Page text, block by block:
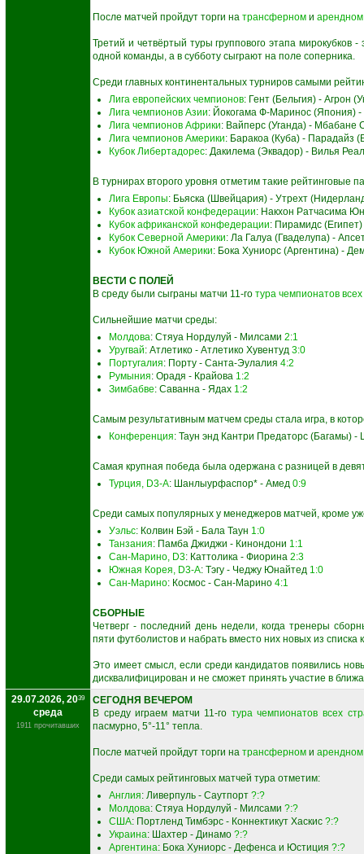
После матчей пройдут торги на трансферном и арендном
Третий и четвёртый туры группового этапа мирокубков
одной команды, а в субботу сыграют на поле соперника.
Среди главных континентальных турниров самыми
Лига европейских чемпионов: Гент (Бельгия) - Агрон
Лига чемпионов Азии: Йокогама Ф-Маринос (Япония) -
Лига чемпионов Африки: Вайперс (Уганда) - Мбабане
Лига чемпионов Америки: Баракоа (Куба) - Парадайз
Кубок Либертадорес: Дакилема (Эквадор) - Вилья
В турнирах второго уровня отметим такие рейтинговые
Лига Европы: Бьяска (Швейцария) - Утрехт
Кубок азиатской конфедерации: Накхон Ратчасима
Кубок африканской конфедерации: Пирамидс
Кубок Северной Америки: Ла Галуа (Гваделупа) -
Кубок Южной Америки: Бока Хуниорс (Аргентина) -
ВЕСТИ С ПОЛЕЙ
В среду были сыграны матчи 11-го тура чемпионатов
Сильнейшие матчи среды:
Молдова: Стяуа Нордулуй - Милсами 2:1
Уругвай: Атлетико - Атлетико Хувентуд 3:0
Португалия: Порту - Санта-Эулалия 4:2
Румыния: Орадя - Крайова 1:2
Зимбабве: Саванна - Ядах 1:2
Самым результативным матчем среды стала игра, в
Конференция: Таун энд Кантри Предаторс (Багамы) -
Самая крупная победа была одержана с разницей в
Турция, D3-A: Шанлыурфаспор* - Амед 0:9
Среди самых популярных у менеджеров матчей, кроме
Уэльс: Колвин Бэй - Бала Таун 1:0
Танзания: Памба Джиджи - Кинондони 1:1
Сан-Марино, D3: Каттолика - Фиорина 2:3
Южная Корея, D3-A: Тэгу - Чеджу Юнайтед 1:0
Сан-Марино: Космос - Сан-Марино 4:1
СБОРНЫЕ
Четверг - последний день недели, когда тренеры
пяти футболистов и набрать вместо них новых из списка
Это имеет смысл, если среди кандидатов появились
дисквалифицирован и не сможет принять участие в
29.07.2026, 2039
среда
1911 прочитавших
СЕГОДНЯ ВЕЧЕРОМ
В среду играем матчи 11-го тура чемпионатов всех
пасмурно, 5°-11° тепла.
После матчей пройдут торги на трансферном и арендном
Среди самых рейтинговых матчей тура отметим:
Англия: Ливерпуль - Саутпорт ?:?
Молдова: Стяуа Нордулуй - Милсами ?:?
США: Портленд Тимбэрс - Коннектикут Хаскис ?:?
Украина: Шахтер - Динамо ?:?
Аргентина: Бока Хуниорс - Дефенса и Юстиция ?:?